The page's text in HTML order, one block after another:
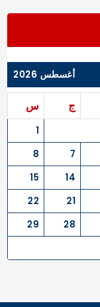
أغسطس 2026
ج س
1
7
8
14
15
21
22
28
29